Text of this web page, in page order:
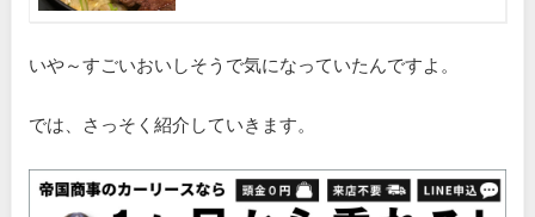
いや～すごいおいしそうで気になっていたんですよ。
では、さっそく紹介していきます。